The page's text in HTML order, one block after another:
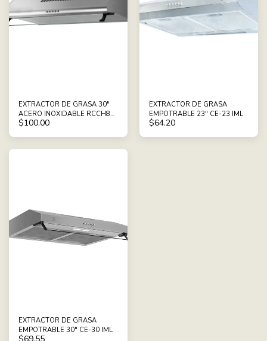
EXTRACTOR DE GRASA 30"
ACERO INOXIDABLE RCCH80
RCA
$100.00
EXTRACTOR DE GRASA
EMPOTRABLE 23" CE-23 IML
$64.20
EXTRACTOR DE GRASA
EMPOTRABLE 30" CE-30 IML